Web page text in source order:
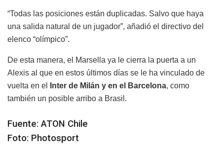
“Todas las posiciones están duplicadas. Salvo que haya
una salida natural de un jugador”, añadió el directivo del
elenco “olímpico”.
De esta manera, el Marsella ya le cierra la puerta a un
Alexis al que en estos últimos días se le ha vinculado de
vuelta en el
Inter de Milán y en el Barcelona, como
también un posible arribo a Brasil.
Fuente: ATON Chile
Foto: Photosport